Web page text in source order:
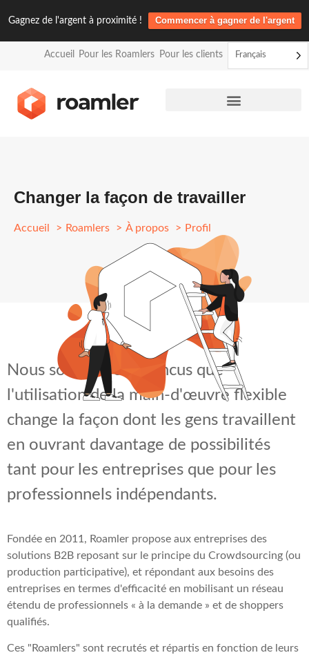
Gagnez de l'argent à proximité ! Commencer à gagner de l'argent
Accueil Pour les Roamlers Pour les clients Français
Changer la façon de travailler
Accueil Roamlers À propos Profil
Nous sommes convaincus que
l'utilisation de la main-d'œuvre flexible
change la façon dont les gens travaillent
en ouvrant davantage de possibilités
tant pour les entreprises que pour les
professionnels indépendants.
Fondée en 2011, Roamler propose aux entreprises des
solutions B2B reposant sur le principe du Crowdsourcing (ou
production participative), et répondant aux besoins des
entreprises en termes d'efficacité en mobilisant un réseau
étendu de professionnels « à la demande » et de shoppers
qualifiés.
Ces "Roamlers" sont recrutés et répartis en fonction de leurs